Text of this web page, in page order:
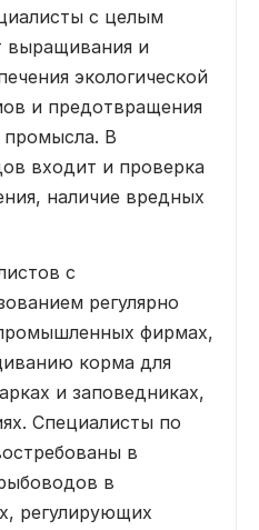
с целым
выращивания и
экологической
и предотвращения
промысла. В
входит и проверка
наличие вредных
с
регулярно
фирмах,
корма для
и заповедниках,
Специалисты по
в
в
регулирующих